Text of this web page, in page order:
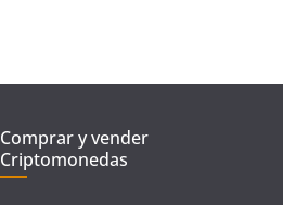
Comprar y vender
Criptomonedas